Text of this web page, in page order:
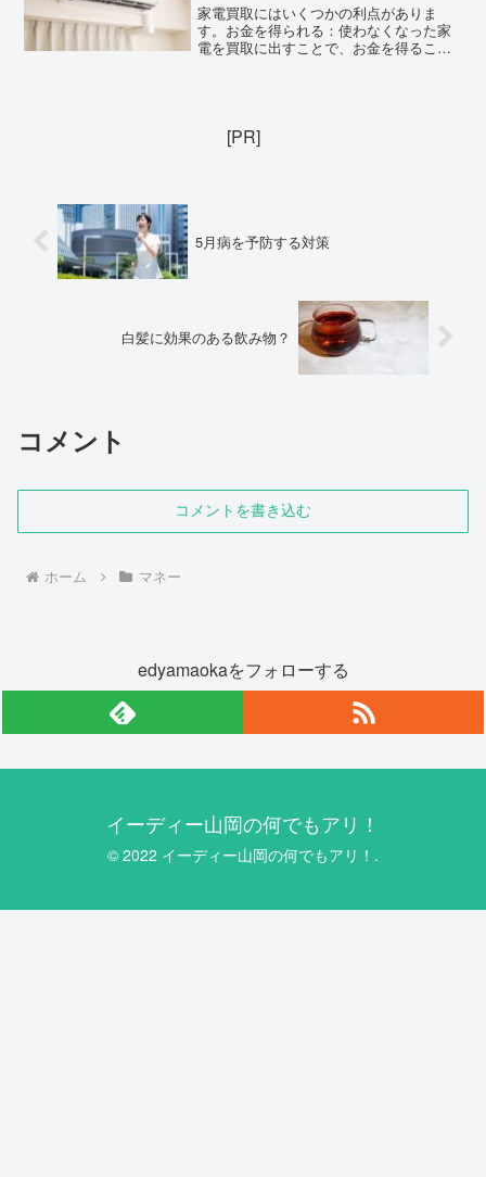
家電買取にはいくつかの利点がありま
す。お金を得られる：使わなくなった家
電を買取に出すことで、お金を得ること
[PR]
5月病を予防する対策
白髪に効果のある飲み物？
コメント
コメントを書き込む
ホーム マネー
edyamaokaをフォローする
イーディー山岡の何でもアリ！
© 2022 イーディー山岡の何でもアリ！.